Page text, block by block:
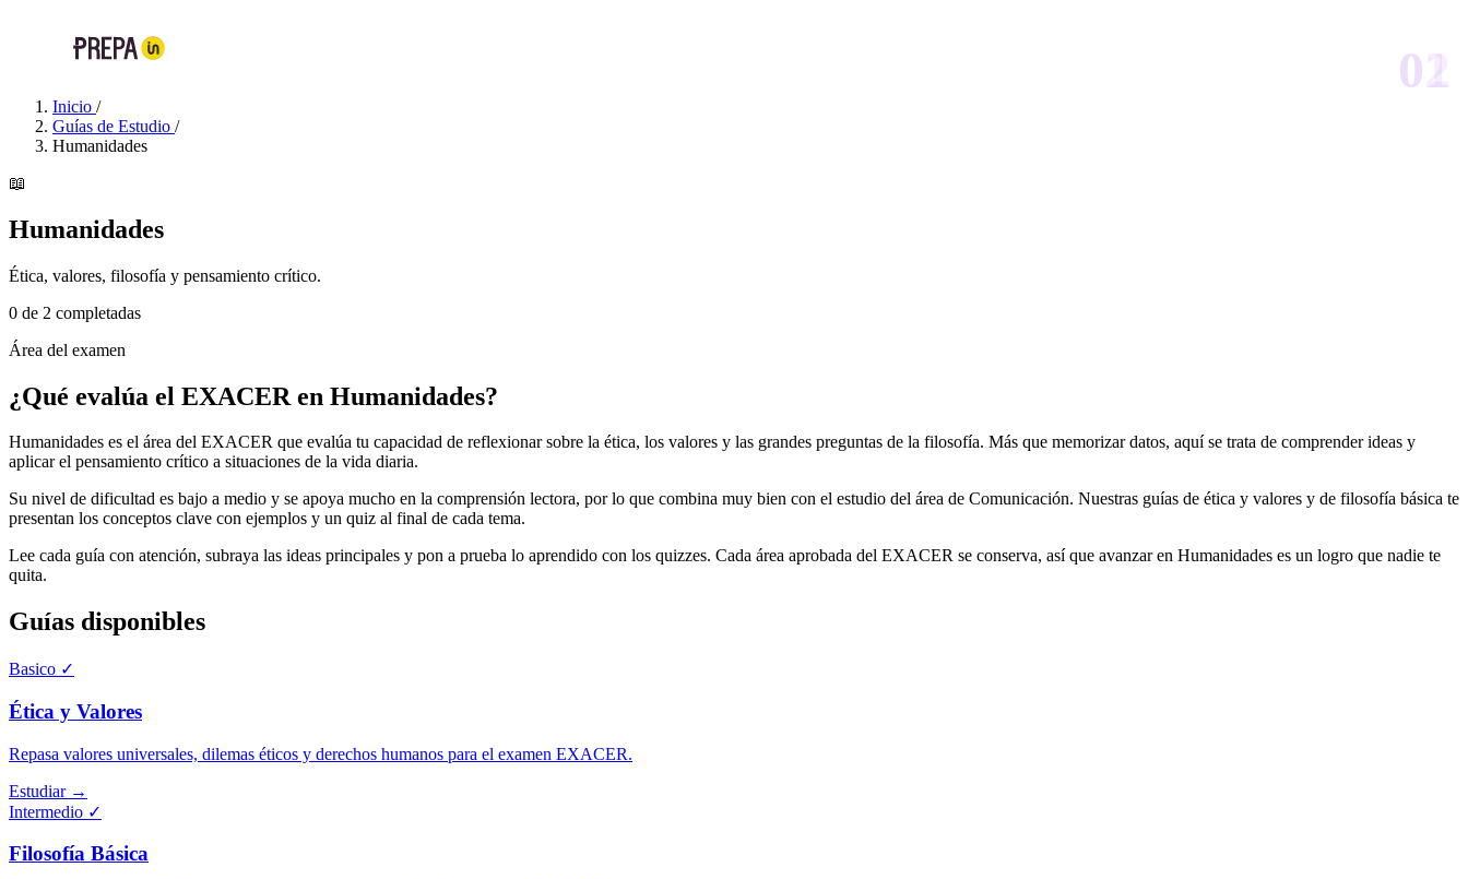
Inicio /
Guías de Estudio /
Humanidades
📖
Humanidades
Ética, valores, filosofía y pensamiento crítico.
0 de 2 completadas
Área del examen
¿Qué evalúa el EXACER en Humanidades?
Humanidades es el área del EXACER que evalúa tu capacidad de reflexionar sobre la ética, los valores y las grandes preguntas de la filosofía. Más que memorizar datos, aquí se trata de comprender ideas y
aplicar el pensamiento crítico a situaciones de la vida diaria.
Su nivel de dificultad es bajo a medio y se apoya mucho en la comprensión lectora, por lo que combina muy bien con el estudio del área de Comunicación. Nuestras guías de ética y valores y de filosofía básica te
presentan los conceptos clave con ejemplos y un quiz al final de cada tema.
Lee cada guía con atención, subraya las ideas principales y pon a prueba lo aprendido con los quizzes. Cada área aprobada del EXACER se conserva, así que avanzar en Humanidades es un logro que nadie te
quita.
Guías disponibles
Basico ✓
Ética y Valores
Repasa valores universales, dilemas éticos y derechos humanos para el examen EXACER.
Estudiar →
Intermedio ✓
Filosofía Básica